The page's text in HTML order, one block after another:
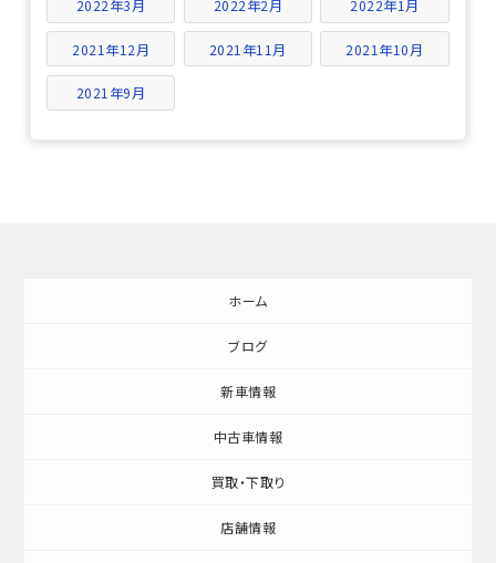
2022年3月 2022年2月 2022年1月
2021年12月 2021年11月 2021年10月
2021年9月
ホーム
ブログ
新車情報
中古車情報
買取・下取り
店舗情報